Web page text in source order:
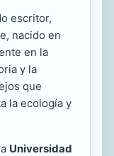
escritor,
nacido en
en la
y la
que
la ecología y
Universidad